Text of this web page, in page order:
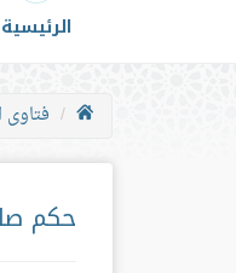
الرئيسية
فتاوى
حكم